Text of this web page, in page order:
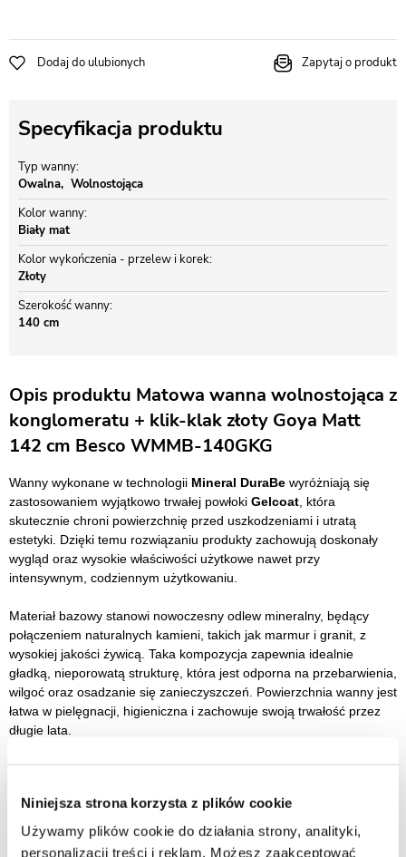
Niniejsza strona korzysta z plików cookie
Używamy plików cookie do działania strony, analityki,
personalizacji treści i reklam. Możesz zaakceptować
Dodaj do ulubionych Zapytaj o produkt
Specyfikacja produktu
Typ wanny
Owalna
Wolnostojąca
Kolor wanny
Biały mat
Kolor wykończenia - przelew i korek
Złoty
Szerokość wanny
140 cm
Opis produktu Matowa wanna wolnostojąca z
konglomeratu + klik-klak złoty Goya Matt
142 cm Besco WMMB-140GKG
Wanny wykonane w technologii Mineral DuraBe wyróżniają się
zastosowaniem wyjątkowo trwałej powłoki Gelcoat , która
skutecznie chroni powierzchnię przed uszkodzeniami i utratą
estetyki. Dzięki temu rozwiązaniu produkty zachowują doskonały
wygląd oraz wysokie właściwości użytkowe nawet przy
intensywnym, codziennym użytkowaniu.
Materiał bazowy stanowi nowoczesny odlew mineralny, będący
połączeniem naturalnych kamieni, takich jak marmur i granit, z
wysokiej jakości żywicą. Taka kompozycja zapewnia idealnie
gładką, nieporowatą strukturę, która jest odporna na przebarwienia,
wilgoć oraz osadzanie się zanieczyszczeń. Powierzchnia wanny jest
łatwa w pielęgnacji, higieniczna i zachowuje swoją trwałość przez
długie lata.
Technologia Mineral DuraBe to połączenie estetyki kamienia
doskonale sprawdzają się w eleganckich, nowoczesnych
łazienkach, oferując komfort, solidność i ponadczasowy wygląd.